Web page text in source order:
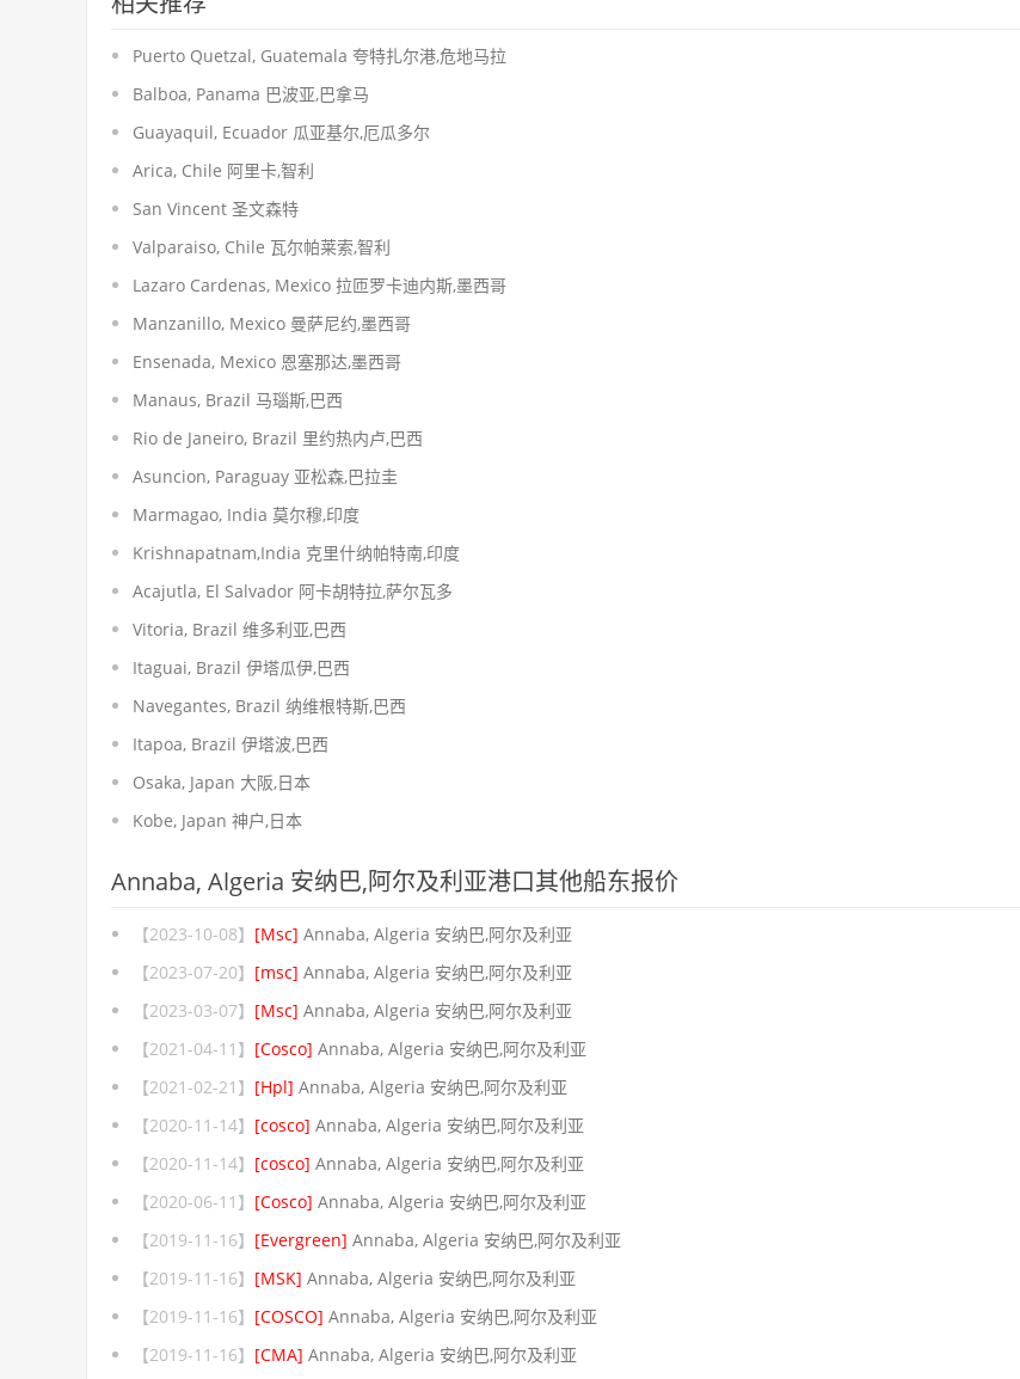
Puerto Quetzal, Guatemala 夸特扎尔港,危地马拉
Balboa, Panama 巴波亚,巴拿马
Guayaquil, Ecuador 瓜亚基尔,厄瓜多尔
Arica, Chile 阿里卡,智利
San Vincent 圣文森特
Valparaiso, Chile 瓦尔帕莱索,智利
Lazaro Cardenas, Mexico 拉匝罗卡迪内斯,墨西哥
Manzanillo, Mexico 曼萨尼约,墨西哥
Ensenada, Mexico 恩塞那达,墨西哥
Manaus, Brazil 马瑙斯,巴西
Rio de Janeiro, Brazil 里约热内卢,巴西
Asuncion, Paraguay 亚松森,巴拉圭
Marmagao, India 莫尔穆,印度
Krishnapatnam,India 克里什纳帕特南,印度
Acajutla, El Salvador 阿卡胡特拉,萨尔瓦多
Vitoria, Brazil 维多利亚,巴西
Itaguai, Brazil 伊塔瓜伊,巴西
Navegantes, Brazil 纳维根特斯,巴西
Itapoa, Brazil 伊塔波,巴西
Osaka, Japan 大阪,日本
Kobe, Japan 神户,日本
Annaba, Algeria 安纳巴,阿尔及利亚港口其他船东报价
【2023-10-08】 [Msc] Annaba, Algeria 安纳巴,阿尔及利亚
【2023-07-20】 [msc] Annaba, Algeria 安纳巴,阿尔及利亚
【2023-03-07】 [Msc] Annaba, Algeria 安纳巴,阿尔及利亚
【2021-04-11】 [Cosco] Annaba, Algeria 安纳巴,阿尔及利亚
【2021-02-21】 [Hpl] Annaba, Algeria 安纳巴,阿尔及利亚
【2020-11-14】 [cosco] Annaba, Algeria 安纳巴,阿尔及利亚
【2020-11-14】 [cosco] Annaba, Algeria 安纳巴,阿尔及利亚
【2020-06-11】 [Cosco] Annaba, Algeria 安纳巴,阿尔及利亚
【2019-11-16】 [Evergreen] Annaba, Algeria 安纳巴,阿尔及利亚
【2019-11-16】 [MSK] Annaba, Algeria 安纳巴,阿尔及利亚
【2019-11-16】 [COSCO] Annaba, Algeria 安纳巴,阿尔及利亚
【2019-11-16】 [CMA] Annaba, Algeria 安纳巴,阿尔及利亚